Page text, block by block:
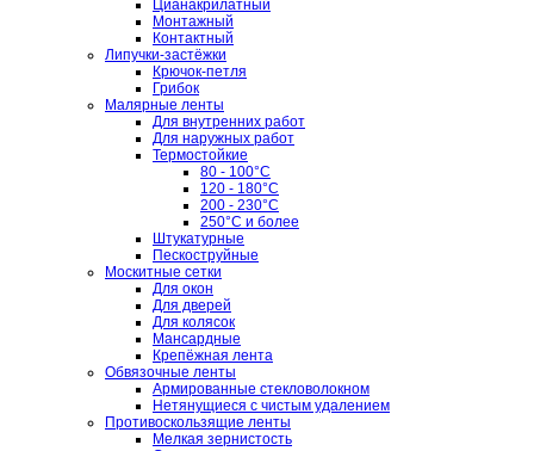
Цианакрилатный
Монтажный
Контактный
Липучки-застёжки
Крючок-петля
Грибок
Малярные ленты
Для внутренних работ
Для наружных работ
Термостойкие
80 - 100°C
120 - 180°C
200 - 230°C
250°C и более
Штукатурные
Пескоструйные
Москитные сетки
Для окон
Для дверей
Для колясок
Мансардные
Крепёжная лента
Обвязочные ленты
Армированные стекловолокном
Нетянущиеся с чистым удалением
Противоскользящие ленты
Мелкая зернистость